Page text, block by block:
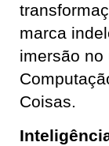
marca
imersão
Coisas.